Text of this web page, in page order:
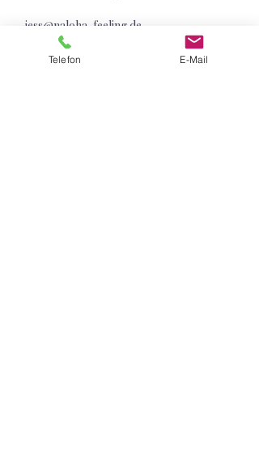
jess@naloha-feeling.de
+49 157 352 515
Telefon E-Mail